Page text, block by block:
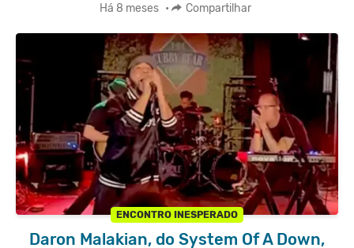
Há 8 meses • Compartilhar
ENCONTRO INESPERADO
Daron Malakian, do System Of A Down,